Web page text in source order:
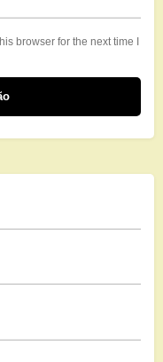
browser for the next time I